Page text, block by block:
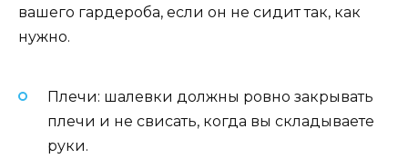
вашего гардероба, если он не сидит так, как
нужно.
Плечи: шалевки должны ровно закрывать
плечи и не свисать, когда вы складываете
руки.